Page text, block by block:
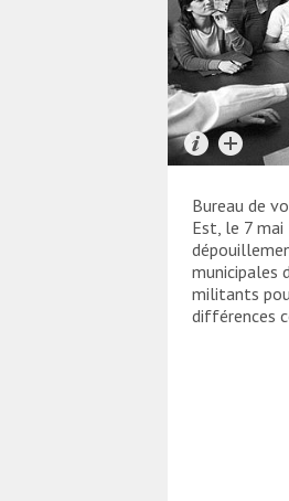
Bureau de
Est, le 7 mai
municipales
militants
différences